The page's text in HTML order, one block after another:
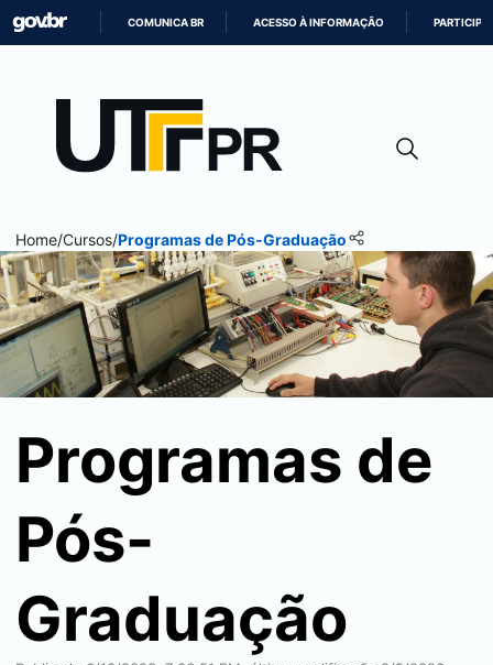
CONTEÚDO
COMUNICA BR ACESSO À INFORMAÇÃO PARTICIPE
Home/Cursos/Programas de Pós-Graduação
Programas de
Pós-
Graduação